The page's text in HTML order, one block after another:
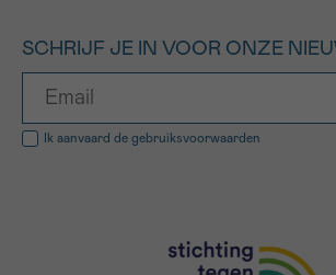
SCHRIJF JE IN VOOR ONZE
Ik aanvaard de gebruiksvoorwaarden